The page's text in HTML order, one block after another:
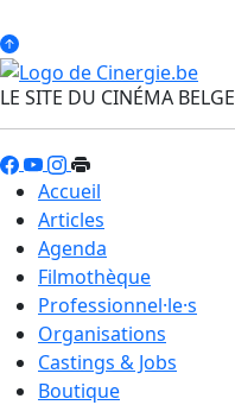
LE SITE DU CINÉMA BELGE
Accueil
Articles
Agenda
Filmothèque
Professionnel·le·s
Organisations
Castings & Jobs
Boutique